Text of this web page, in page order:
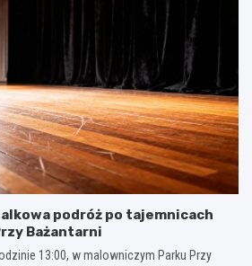
podróż po tajemnicach
Bażantarni
13:00, w malowniczym Parku Przy